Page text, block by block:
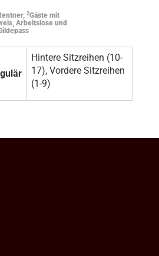
2Gäste mit
Arbeitslose und
Hintere Sitzreihen (10-
17), Vordere Sitzreihen
(1-9)